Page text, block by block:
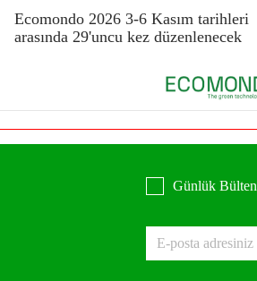
Ecomondo 2026 3-6 Kasım tarihleri
arasında 29'uncu kez düzenlenecek
Günlük Bülten